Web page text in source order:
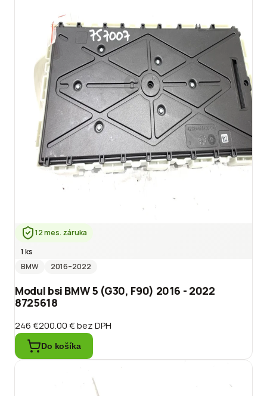
12 mes. záruka
1 ks
BMW
2016–2022
Modul bsi BMW 5 (G30, F90) 2016 - 2022
8725618
246 €200.00 €bez DPH
Do košíka